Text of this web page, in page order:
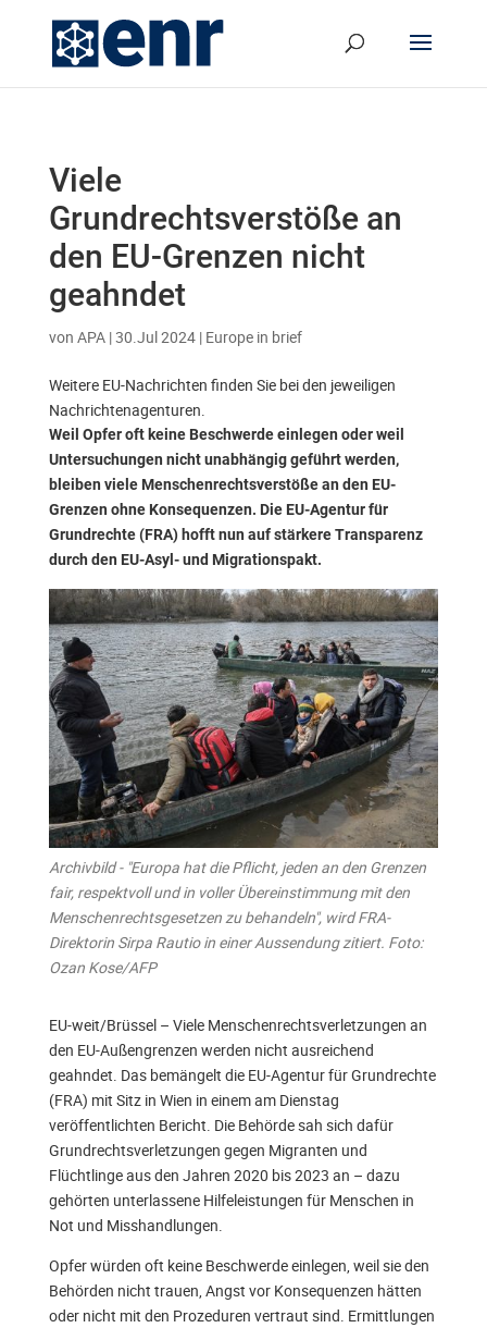
Viele
Grundrechtsverstöße an
den EU-Grenzen nicht
geahndet
von APA|30.Jul 2024| Europe in brief
Weitere EU-Nachrichten finden Sie bei den jeweiligen
Nachrichtenagenturen.
Weil Opfer oft keine Beschwerde einlegen oder weil
Untersuchungen nicht unabhängig geführt werden,
bleiben viele Menschenrechtsverstöße an den EU-
Grenzen ohne Konsequenzen. Die EU-Agentur für
Grundrechte (FRA) hofft nun auf stärkere Transparenz
durch den EU-Asyl- und Migrationspakt.
Archivbild - "Europa hat die Pflicht, jeden an den Grenzen
fair, respektvoll und in voller Übereinstimmung mit den
Menschenrechtsgesetzen zu behandeln", wird FRA-
Direktorin Sirpa Rautio in einer Aussendung zitiert. Foto:
Ozan Kose/AFP
EU-weit/Brüssel – Viele Menschenrechtsverletzungen an
den EU-Außengrenzen werden nicht ausreichend
geahndet. Das bemängelt die EU-Agentur für Grundrechte
(FRA) mit Sitz in Wien in einem am Dienstag
veröffentlichten Bericht. Die Behörde sah sich dafür
Grundrechtsverletzungen gegen Migranten und
Flüchtlinge aus den Jahren 2020 bis 2023 an – dazu
gehörten unterlassene Hilfeleistungen für Menschen in
Not und Misshandlungen.
Opfer würden oft keine Beschwerde einlegen, weil sie den
Behörden nicht trauen, Angst vor Konsequenzen hätten
oder nicht mit den Prozeduren vertraut sind. Ermittlungen